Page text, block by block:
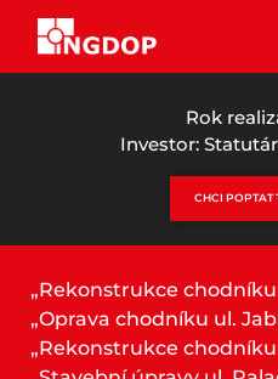
Rok
Investor:
CHODNÍKŮ
CHCI POPTAT
„Rekonstrukce chodníku
„Oprava chodníku ul.
„Rekonstrukce chodníku